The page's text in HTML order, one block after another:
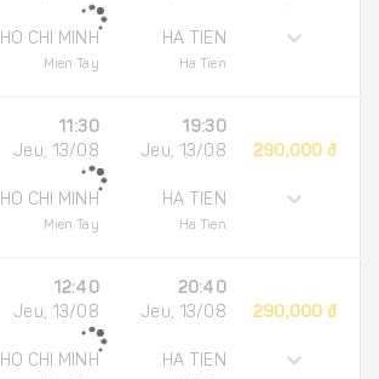
HO CHI MINH
Mien Tay
HA TIEN
Ha Tien
11:30
Jeu, 13/08
HO CHI MINH
Mien Tay
19:30
Jeu, 13/08
HA TIEN
Ha Tien
290,000 đ
12:40
Jeu, 13/08
HO CHI MINH
20:40
Jeu, 13/08
HA TIEN
290,000 đ